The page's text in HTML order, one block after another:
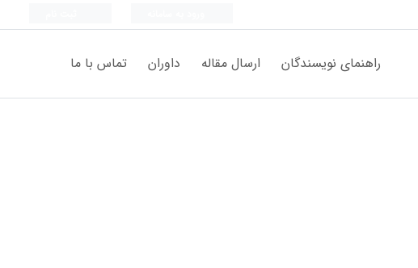
راهنمای نویسندگان ارسال مقاله داوران تماس با ما